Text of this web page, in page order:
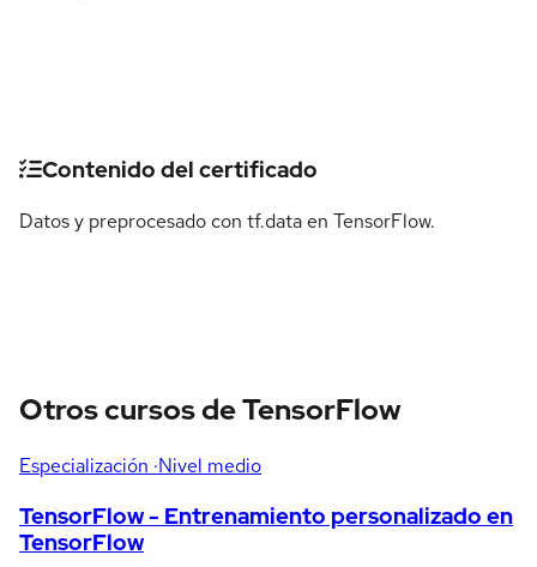
Detalles del curso
Contenido del certificado
Datos y preprocesado con tf.data en TensorFlow.
Otros cursos de TensorFlow
Especialización ·Nivel medio
TensorFlow - Entrenamiento personalizado en
TensorFlow